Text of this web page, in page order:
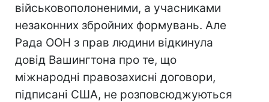
військовополоненими, а учасниками
незаконних збройних формувань. Але
Рада ООН з прав людини відкинула
довід Вашингтона про те, що
міжнародні правозахисні договори,
підписані США, не розповсюджуються